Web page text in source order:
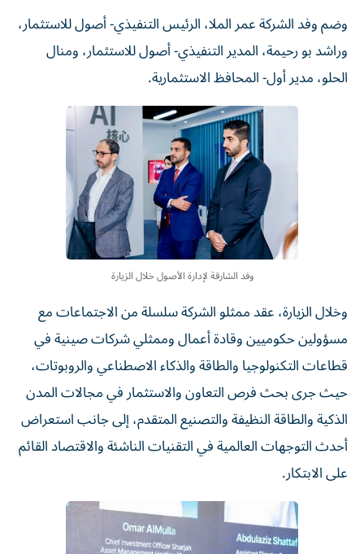
وضم وفد الشركة عمر الملا، الرئيس التنفيذي- أصول للاستثمار،
وراشد بو رحيمة، المدير التنفيذي- أصول للاستثمار، ومنال
الحلو، مدير أول- المحافظ الاستثمارية.
وفد الشارقة لإدارة الأصول خلال الزيارة
وخلال الزيارة، عقد ممثلو الشركة سلسلة من الاجتماعات مع
مسؤولين حكوميين وقادة أعمال وممثلي شركات صينية في
قطاعات التكنولوجيا والطاقة والذكاء الاصطناعي والروبوتات،
حيث جرى بحث فرص التعاون والاستثمار في مجالات المدن
الذكية والطاقة النظيفة والتصنيع المتقدم، إلى جانب استعراض
أحدث التوجهات العالمية في التقنيات الناشئة والاقتصاد القائم
على الابتكار.